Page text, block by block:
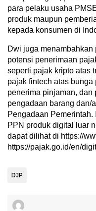
para pelaku usaha
produk maupun
kepada konsumen di
Dwi juga
potensi penerimaan
seperti pajak kripto atas
pajak fintech atas
penerima pinjaman, dan
pengadaan barang dan/
Pengadaan
PPN produk digital luar
dapat dilihat di https://
https://pajak.go.id/en/
DJP